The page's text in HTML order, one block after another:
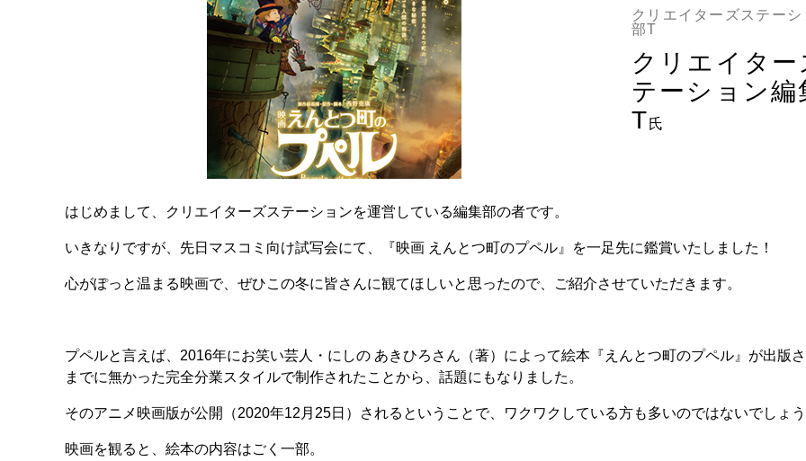
クリエイターズステーシ
部T
クリエイター
テーション編
T氏
はじめまして、クリエイターズステーションを運営している編集部の者です。
いきなりですが、先日マスコミ向け試写会にて、『映画 えんとつ町のプペル』を一足先に鑑賞いたしました！
心がぽっと温まる映画で、ぜひこの冬に皆さんに観てほしいと思ったので、ご紹介させていただきます。
プペルと言えば、2016年にお笑い芸人・にしの あきひろさん（著）によって絵本『えんとつ町のプペル』が出版
までに無かった完全分業スタイルで制作されたことから、話題にもなりました。
そのアニメ映画版が公開（2020年12月25日）されるということで、ワクワクしている方も多いのではないでしょう
映画を観ると、絵本の内容はごく一部。